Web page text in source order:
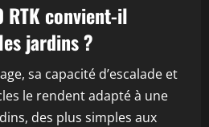
RTK convient-il
jardins ?
sa capacité d’escalade et
le rendent adapté à une
des plus simples aux